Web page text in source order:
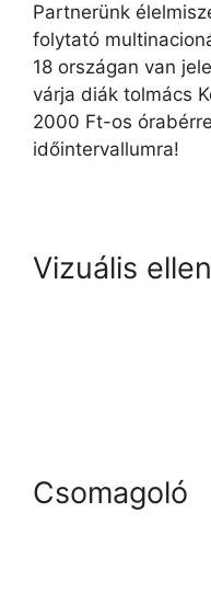
Partnerünk
folytató
18 országan van
várja diák tolmács
2000 Ft-os
időintervallumra!
Vizuális
Csomagoló